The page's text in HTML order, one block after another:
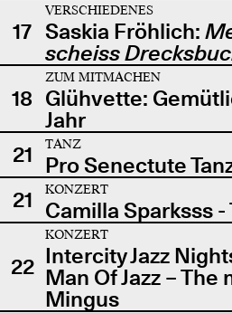
17
VERSCHIEDENES
Saskia Fröhlich:
scheiss
18
ZUM MITMACHEN
Glühvette:
Jahr
21
TANZ
Pro Senectute
21
KONZERT
Camilla Sparksss -
22
KONZERT
Intercity Jazz
Man Of Jazz –
Mingus